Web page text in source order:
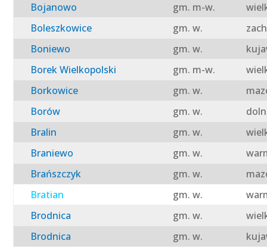
Bojanowo
gm. m-w.
Boleszkowice
gm. w.
Boniewo
gm. w.
Borek Wielkopolski
gm. m-w.
Borkowice
gm. w.
Borów
gm. w.
Bralin
gm. w.
Braniewo
gm. w.
Brańszczyk
gm. w.
Bratian
gm. w.
Brodnica
gm. w.
Brodnica
gm. w.